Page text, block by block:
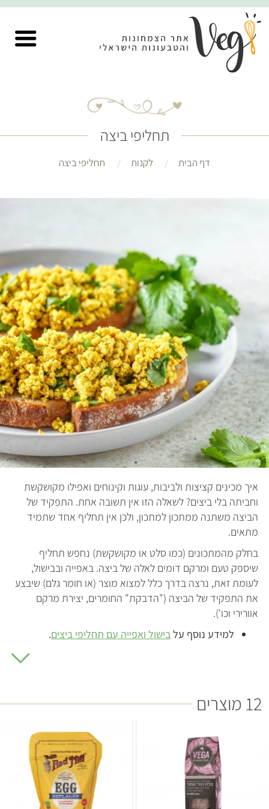
תחליפי ביצה
דף הבית לקנות תחליפי ביצה
איך מכינים קציצות ולביבות, עוגות וקינוחים ואפילו מקושקשת
וחביתה בלי ביצים? לשאלה הזו אין תשובה אחת. התפקיד של
הביצה משתנה ממתכון למתכון, ולכן אין תחליף אחד שתמיד
מתאים.
בחלק מהמתכונים (כמו סלט או מקושקשת) נחפש תחליף
שיספק טעם ומרקם דומים לאלה של ביצה. באפייה ובבישול,
לעומת זאת, נרצה בדרך כלל למצוא מוצר (או חומר גלם) שיבצע
את התפקיד של הביצה ("הדבקת" החומרים, יצירת מרקם
אוורירי וכו').
למידע נוסף עלבישול ואפייה עם תחליפי ביצים.
וקציצות, טופו או קמח עדשים יעשו לרוב את העבודה. עם זאת,
מסוימים בבישול ובאפייה.
לכן כשמנסים להכין מתכון שאינו טבעוני, נוח מאוד לעבוד עם
תחליפים ייעודיים. התחליפים האלה מתאימים כמעט לכל סוגי
המתכונים, וכל מה שצריך לעשות זה לעקוב אחרי ההוראות.
באמצעות ה-egg replacer של בוב'ס רד מיל
, למשל, אפשר
12 מוצרים